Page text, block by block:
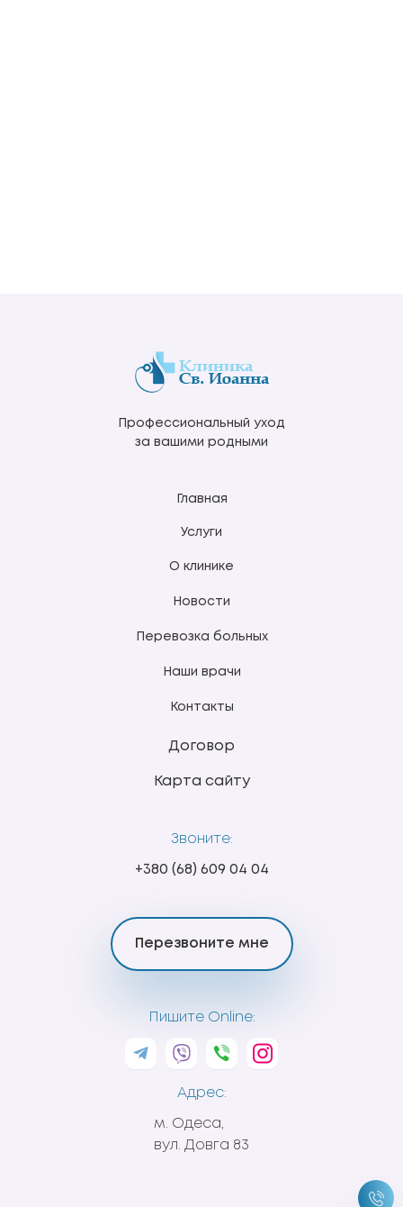
Профессиональный уход
за вашими родными
Главная
Услуги
О клинике
Новости
Перевозка больных
Наши врачи
Контакты
Договор
Карта сайту
Звоните:
+380 (68) 609 04 04
Перезвоните мне
Пишите Online:
Адрес:
м. Одеса,
вул. Довга 83